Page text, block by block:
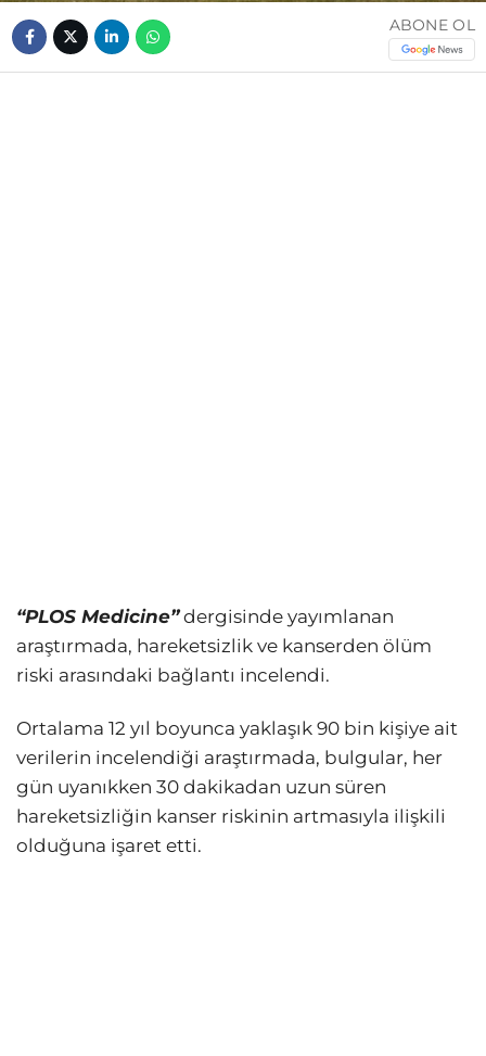
ABONE OL
“PLOS Medicine”dergisinde yayımlanan
araştırmada, hareketsizlik ve kanserden ölüm
riski arasındaki bağlantı incelendi.
Ortalama 12 yıl boyunca yaklaşık 90 bin kişiye ait
verilerin incelendiği araştırmada, bulgular, her
gün uyanıkken 30 dakikadan uzun süren
hareketsizliğin kanser riskinin artmasıyla ilişkili
olduğuna işaret etti.